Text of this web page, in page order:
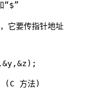
“$”
它要传指针地址
&y, &z);
(C 方法)